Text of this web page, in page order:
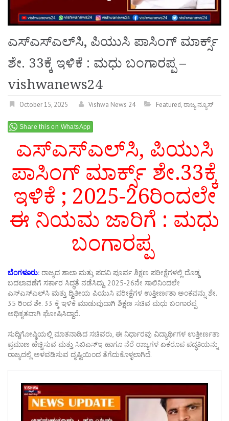
ಎಸ್‌ಎಸ್‌ಎಲ್‌ಸಿ, ಪಿಯುಸಿ ಪಾಸಿಂಗ್ ಮಾರ್ಕ್ಸ್
ಶೇ. 33ಕ್ಕೆ ಇಳಿಕೆ : ಮಧು ಬಂಗಾರಪ್ಪ –
vishwanews24
October 15, 2025 Vishwa News 24 Featured,ರಾಜ್ಯ ನ್ಯೂಸ್
Share this on WhatsApp
ಎಸ್‌ಎಸ್‌ಎಲ್‌ಸಿ, ಪಿಯುಸಿ
ಪಾಸಿಂಗ್ ಮಾರ್ಕ್ಸ್ ಶೇ.33ಕ್ಕೆ
ಇಳಿಕೆ ; 2025-26ರಿಂದಲೇ
ಈ ನಿಯಮ ಜಾರಿಗೆ : ಮಧು
ಬಂಗಾರಪ್ಪ
ಬೆಂಗಳೂರು: ರಾಜ್ಯದ ಶಾಲಾ ಮತ್ತು ಪದವಿ ಪೂರ್ವ ಶಿಕ್ಷಣ ಪರೀಕ್ಷೆಗಳಲ್ಲಿ ದೊಡ್ಡ
ಬದಲಾವಣೆಗೆ ಸರ್ಕಾರ ಸಿದ್ಧತೆ ನಡೆಸಿದ್ದು, 2025-26ನೇ ಸಾಲಿನಿಂದಲೇ
ಎಸ್‌ಎಸ್‌ಎಲ್‌ಸಿ ಮತ್ತು ದ್ವಿತೀಯ ಪಿಯುಸಿ ಪರೀಕ್ಷೆಗಳ ಉತ್ತೀರ್ಣತಾ ಅಂಕವನ್ನು ಶೇ.
35 ರಿಂದ ಶೇ. 33 ಕ್ಕೆ ಇಳಿಕೆ ಮಾಡುವುದಾಗಿ ಶಿಕ್ಷಣ ಸಚಿವ ಮಧು ಬಂಗಾರಪ್ಪ
ಅಧಿಕೃತವಾಗಿ ಘೋಷಿಸಿದ್ದಾರೆ.
ಸುದ್ದಿಗೋಷ್ಠಿಯಲ್ಲಿ ಮಾತನಾಡಿದ ಸಚಿವರು, ಈ ನಿರ್ಧಾರವು ವಿದ್ಯಾರ್ಥಿಗಳ ಉತ್ತೀರ್ಣತಾ
ಪ್ರಮಾಣ ಹೆಚ್ಚಿಸುವ ಮತ್ತು ಸಿಬಿಎಸ್‌ಇ ಹಾಗೂ ನೆರೆ ರಾಜ್ಯಗಳ ಏಕರೂಪ ಪದ್ಧತಿಯನ್ನು
ರಾಜ್ಯದಲ್ಲಿ ಅಳವಡಿಸುವ ದೃಷ್ಟಿಯಿಂದ ತೆಗೆದುಕೊಳ್ಳಲಾಗಿದೆ.